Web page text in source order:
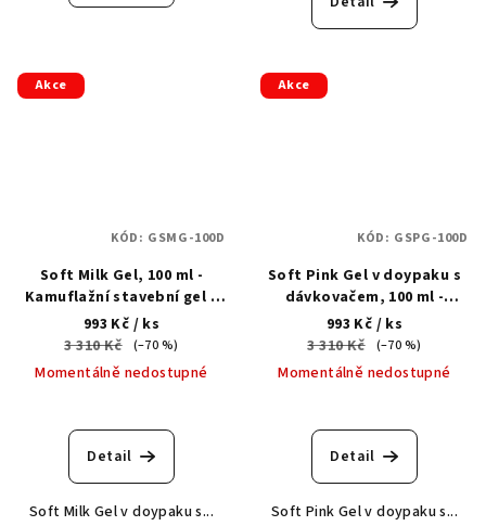
Akce
Soft Milk Gel, 100 ml -
Kamuflažní stavební gel v
doypaku s dávkovačem
993 Kč / ks
3 310 Kč
(–70 %)
Momentálně nedostupné
Detail
Soft Milk Gel v doypaku s...
KÓD: GSMG-100D
Akce
Soft Pink Gel v doypaku s
dávkovačem, 100 ml -
kamuflážní stavební gel
993 Kč / ks
3 310 Kč
(–70 %)
Momentálně nedostupné
Detail
Soft Pink Gel v doypaku s...
KÓD: GSPG-100D